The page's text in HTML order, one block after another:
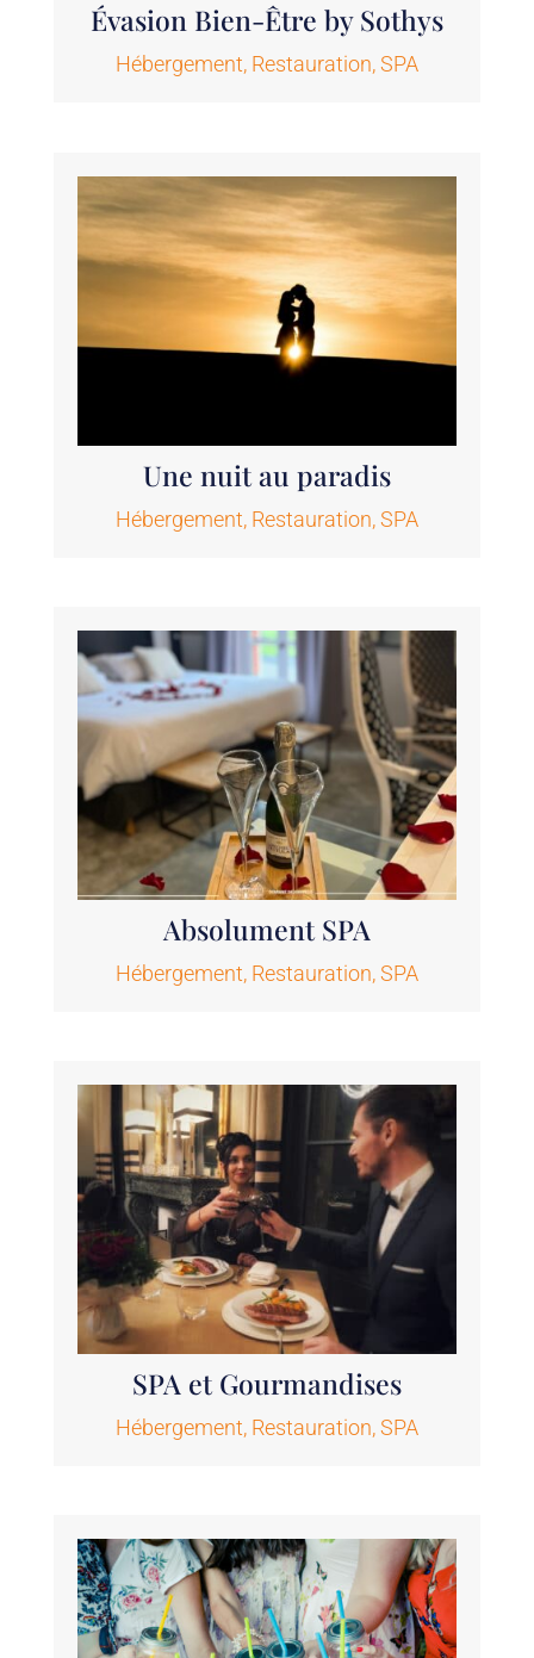
Évasion Bien-Être by Sothys
Hébergement, Restauration,SPA
Une nuit au paradis
Hébergement, Restauration,SPA
Absolument SPA
Hébergement, Restauration,SPA
SPA et Gourmandises
Hébergement, Restauration,SPA